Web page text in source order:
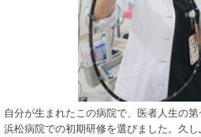
自分が生まれたこの病院で、医者人生の
浜松病院での初期研修を選びました。久